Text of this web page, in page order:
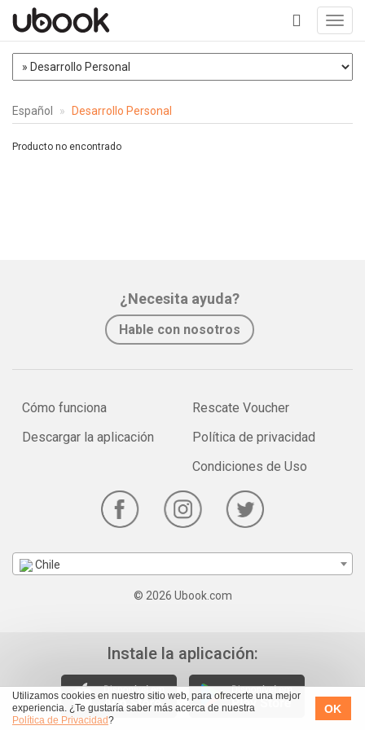
Utilizamos cookies en nuestro sitio web, para ofrecerte una mejor
experiencia. ¿Te gustaría saber más acerca de nuestra
Política de Privacidad?
OK
+
Español Desarrollo Personal
Producto no encontrado
¿Necesita ayuda?
Hable con nosotros
Cómo funciona
Descargar la aplicación
Rescate Voucher
Política de privacidad
Condiciones de Uso
Chile
© 2026 Ubook.com
Instale la aplicación: